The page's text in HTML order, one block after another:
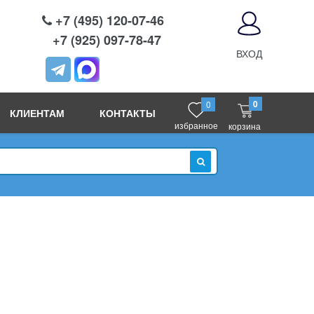
+7 (495) 120-07-46
+7 (925) 097-78-47
ВХОД
КЛИЕНТАМ КОНТАКТЫ
0
избранное
0
корзина
ИСКАТЬ